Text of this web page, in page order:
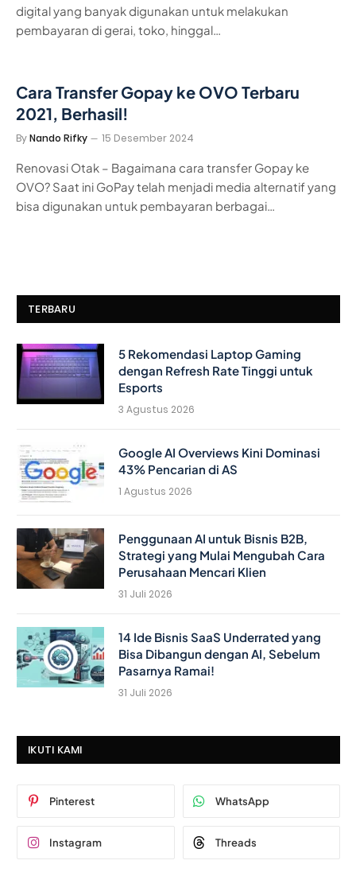
digital yang banyak digunakan untuk melakukan
pembayaran di gerai, toko, hinggal…
Cara Transfer Gopay ke OVO Terbaru
2021, Berhasil!
ByNando Rifky 15 Desember 2024
Renovasi Otak – Bagaimana cara transfer Gopay ke
OVO? Saat ini GoPay telah menjadi media alternatif yang
bisa digunakan untuk pembayaran berbagai…
TERBARU
5 Rekomendasi Laptop Gaming
dengan Refresh Rate Tinggi untuk
Esports
3 Agustus 2026
Google AI Overviews Kini Dominasi
43% Pencarian di AS
1 Agustus 2026
Penggunaan AI untuk Bisnis B2B,
Strategi yang Mulai Mengubah Cara
Perusahaan Mencari Klien
31 Juli 2026
14 Ide Bisnis SaaS Underrated yang
Bisa Dibangun dengan AI, Sebelum
Pasarnya Ramai!
31 Juli 2026
IKUTI KAMI
Pinterest WhatsApp
Instagram Threads